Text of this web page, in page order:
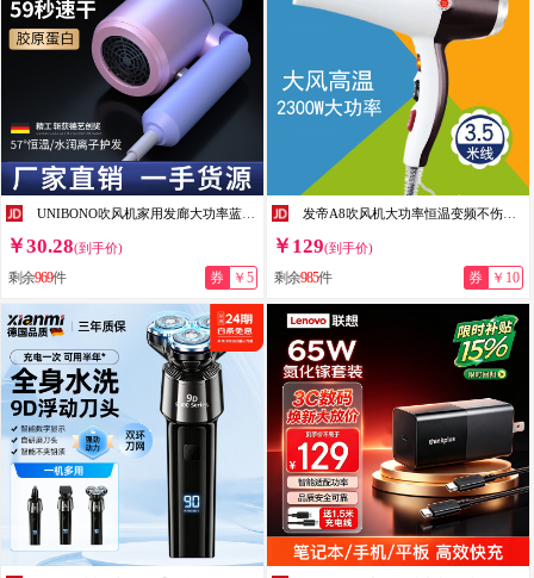
UNIBONO吹风机家用发廊大功率蓝光电吹风冷热风学生宿舍电吹风筒礼品 可折叠-渐变【蓝光版】
￥30.28(到手价)
剩余969件 券 ￥5
发帝A8吹风机大功率恒温变频不伤发理发店大风力美发发型师专用吹风筒 棕白色
￥129(到手价)
剩余985件 券 ￥10